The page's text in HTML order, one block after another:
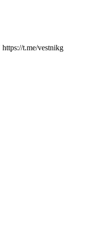
t.me/vestnikg